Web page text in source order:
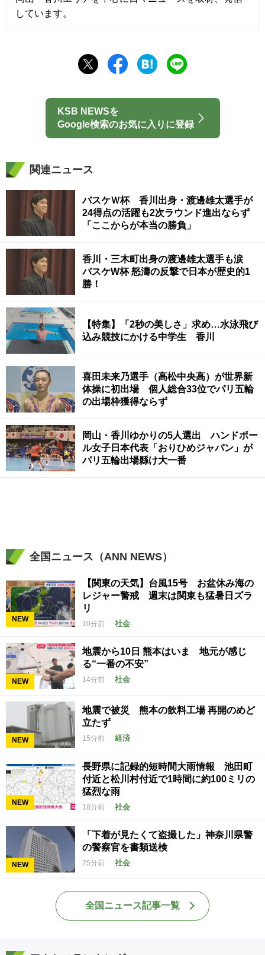
しています。
KSB NEWSを
Google検索のお気に入りに登録
関連ニュース
バスケＷ杯 香川出身・渡邊雄太選手が
24得点の活躍も2次ラウンド進出ならず
「ここからが本当の勝負」
香川・三木町出身の渡邊雄太選手も涙
バスケW杯 怒濤の反撃で日本が歴史的1
勝！
【特集】「2秒の美しさ」求め…水泳飛び
込み競技にかける中学生 香川
喜田未来乃選手（高松中央高）が世界新
体操に初出場 個人総合33位でパリ五輪
の出場枠獲得ならず
岡山・香川ゆかりの5人選出 ハンドボー
ル女子日本代表「おりひめジャパン」が
パリ五輪出場縣け大一番
全国ニュース（ANN NEWS）
NEW
【関東の天気】台風15号 お盆休み海の
レジャー警戒 週末は関東も猛暑日ズラ
リ
10分前 社会
NEW
地震から10日 熊本はいま 地元が感じ
る“一番の不安”
14分前 社会
NEW
地震で被災 熊本の飲料工場 再開のめど
立たず
15分前 経済
NEW
長野県に記録的短時間大雨情報 池田町
付近と松川村付近で1時間に約100ミリの
猛烈な雨
18分前 社会
NEW
「下着が見たくて盗撮した」神奈川県警
の警察官を書類送検
25分前 社会
全国ニュース記事一覧